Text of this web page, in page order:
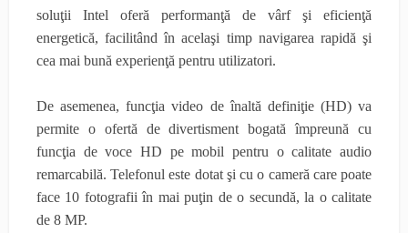
soluţii Intel oferă performanţă de vârf şi eficienţă
energetică, facilitând în acelaşi timp navigarea rapidă şi
cea mai bună experienţă pentru utilizatori.
De asemenea, funcţia video de înaltă definiţie (HD) va
permite o ofertă de divertisment bogată împreună cu
funcţia de voce HD pe mobil pentru o calitate audio
remarcabilă. Telefonul este dotat şi cu o cameră care poate
face 10 fotografii în mai puţin de o secundă, la o calitate
de 8 MP.